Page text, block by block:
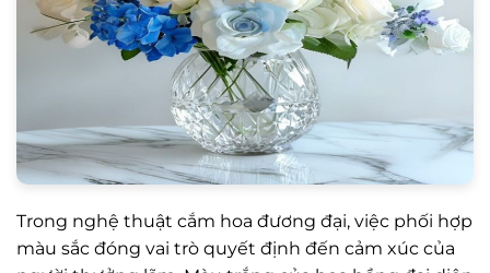
Trong nghệ thuật cắm hoa đương đại, việc phối hợp
màu sắc đóng vai trò quyết định đến cảm xúc của